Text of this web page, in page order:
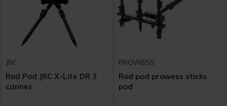
JRC
Rod Pod JRC X-Lite DR 3
cannes
PROWESS
Rod pod prowess sticks
pod